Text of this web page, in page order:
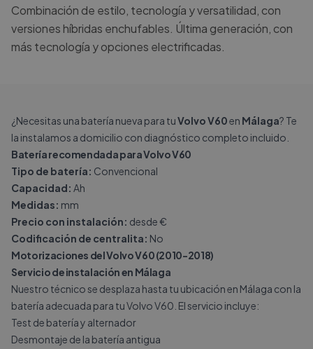
Combinación de estilo, tecnología y versatilidad, con
versiones híbridas enchufables. Última generación, con
más tecnología y opciones electrificadas.
¿Necesitas una batería nueva para tuVolvo V60en Málaga? Te
la instalamos a domicilio con diagnóstico completo incluido.
Batería recomendada para Volvo V60
Tipo de batería: Convencional
Capacidad: Ah
Medidas: mm
Precio con instalación: desde €
Codificación de centralita: No
Motorizaciones del Volvo V60 (2010-2018)
Servicio de instalación en Málaga
Nuestro técnico se desplaza hasta tu ubicación en Málaga con la
batería adecuada para tu Volvo V60. El servicio incluye:
Test de batería y alternador
Desmontaje de la batería antigua